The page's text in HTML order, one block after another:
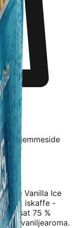
hjemmeside
et
100 Vanilla Ice
iskaffe -
tilsat 75 %
vaniljearoma.